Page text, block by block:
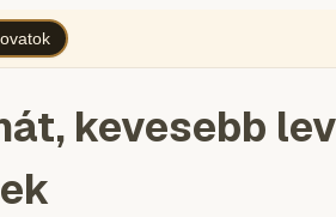
kevesebb